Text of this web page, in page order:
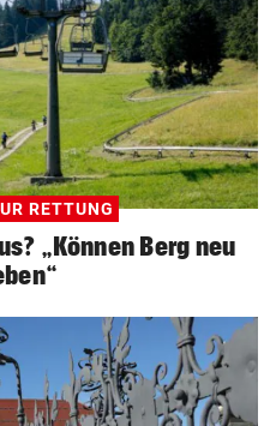
RETTUNG
„Können Berg neu